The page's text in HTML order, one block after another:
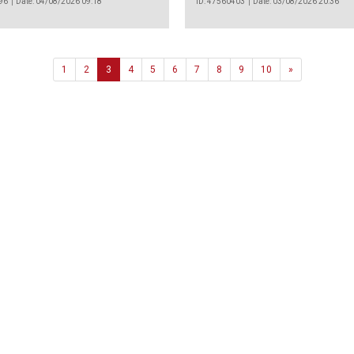
1 2 3 4 5 6 7 8 9 10 »Next